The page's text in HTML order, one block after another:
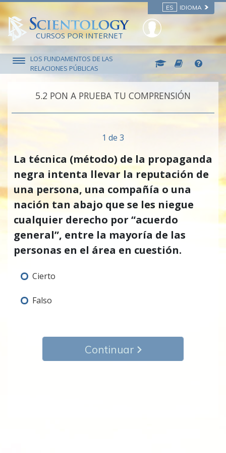
ES IDIOMA
CURSOS POR INTERNET
LOS FUNDAMENTOS DE LAS
RELACIONES PÚBLICAS
5.‎2 PON A PRUEBA TU COMPRENSIÓN
1 de 3
La técnica (método) de la propaganda
negra intenta llevar la reputación de
una persona, una compañía o una
nación tan abajo que se les niegue
cualquier derecho por “acuerdo
general”, entre la mayoría de las
personas en el área en cuestión.
Cierto
Falso
Continuar